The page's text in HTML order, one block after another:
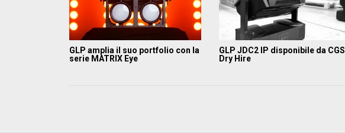
GLP amplia il suo portfolio con la
serie MATRIX Eye
GLP JDC2 IP disponibile da CGS
Dry Hire